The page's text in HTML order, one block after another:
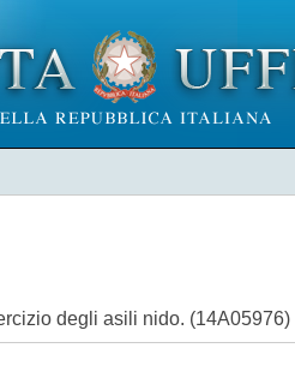
degli asili nido. (14A05976)